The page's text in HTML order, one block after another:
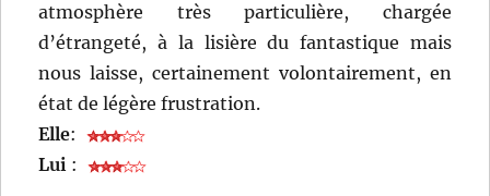
atmosphère très particulière, chargée
d’étrangeté, à la lisière du fantastique mais
nous laisse, certainement volontairement, en
état de légère frustration.
Elle:
Lui :